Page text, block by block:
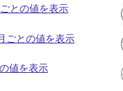
との値を表示
ごとの値を表示
値を表示